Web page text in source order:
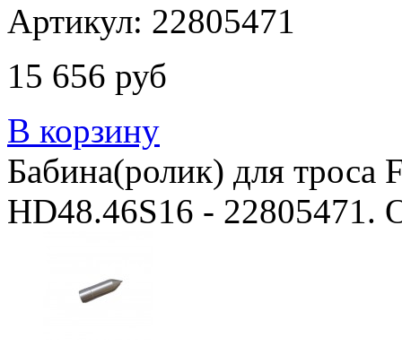
Артикул: 22805471
15 656 руб
В корзину
Бабина(ролик) для троса
HD48.46S16 - 22805471.